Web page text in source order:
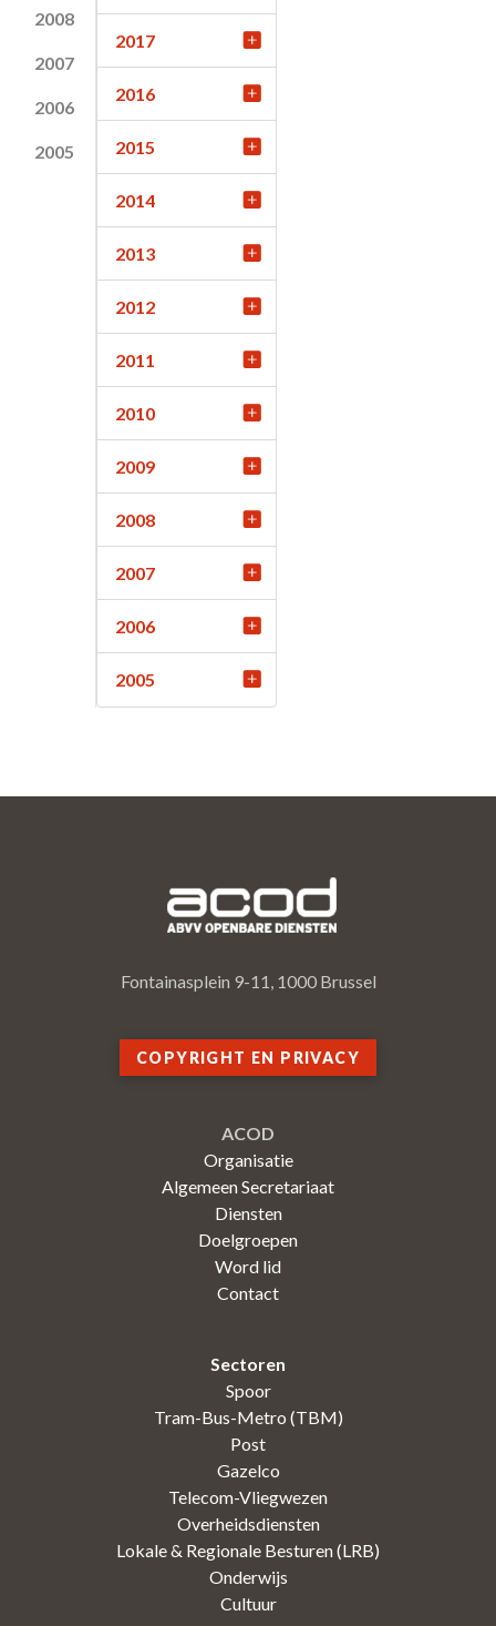
2008
2007
2006
2005
2017
2016
2015
2014
2013
2012
2011
2010
2009
2008
2007
2006
2005
Fontainasplein 9-11, 1000 Brussel
COPYRIGHT EN PRIVACY
ACOD
Organisatie
Algemeen Secretariaat
Diensten
Doelgroepen
Word lid
Contact
Sectoren
Spoor
Tram-Bus-Metro (TBM)
Post
Gazelco
Telecom-Vliegwezen
Overheidsdiensten
Lokale & Regionale Besturen (LRB)
Onderwijs
Cultuur